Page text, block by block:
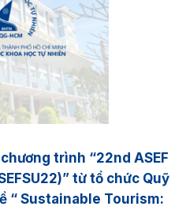
trình “22nd ASEF
từ tổ chức Quỹ
“ Sustainable Tourism: